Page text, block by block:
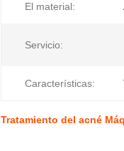
El material:
Servicio:
Características:
Tratamiento del acné